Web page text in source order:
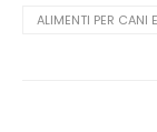
ALIMENTI PER CANI